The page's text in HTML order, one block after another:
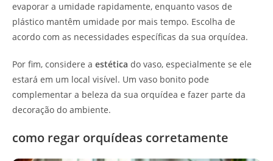
evaporar a umidade rapidamente, enquanto vasos de
plástico mantêm umidade por mais tempo. Escolha de
acordo com as necessidades específicas da sua orquídea.
Por fim, considere a estética do vaso, especialmente se ele
estará em um local visível. Um vaso bonito pode
complementar a beleza da sua orquídea e fazer parte da
decoração do ambiente.
como regar orquídeas corretamente